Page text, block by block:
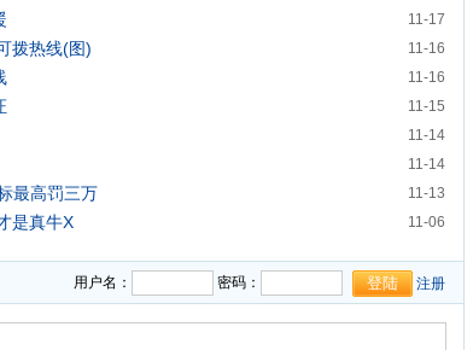
11-17
11-16
拨热线(图)
11-16
11-15
11-14
11-14
11-13
最高罚三万
11-06
是真牛X
用户名： 密码： 注册